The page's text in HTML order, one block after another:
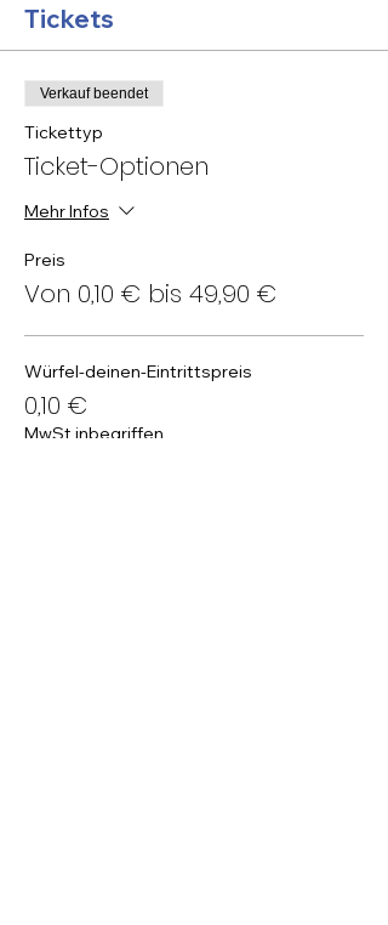
Tickets
Verkauf beendet
Tickettyp
Ticket-Optionen
Mehr Infos
Preis
Von 0,10 € bis 49,90 €
Würfel-deinen-Eintrittspreis
0,10 €
MwSt inbegriffen